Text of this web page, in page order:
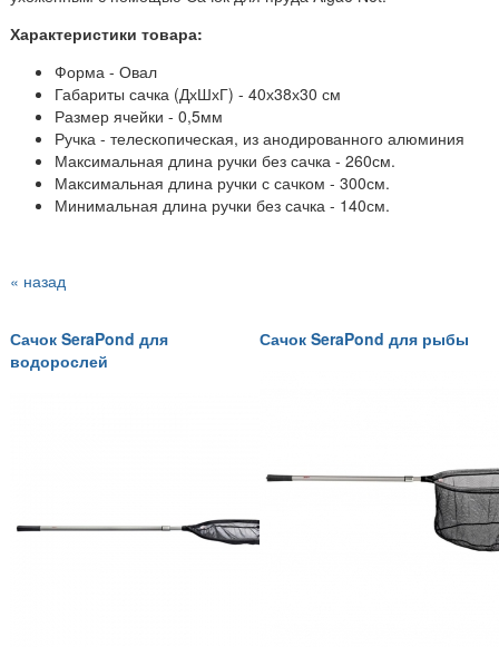
Характеристики товара:
Форма - Овал
Габариты сачка (ДхШхГ) - 40х38х30 см
Размер ячейки - 0,5мм
Ручка - телескопическая, из анодированного алюминия
Максимальная длина ручки без сачка - 260см.
Максимальная длина ручки с сачком - 300см.
Минимальная длина ручки без сачка - 140см.
« назад
Сачок SeraPond для
водорослей
Сачок SeraPond для рыбы